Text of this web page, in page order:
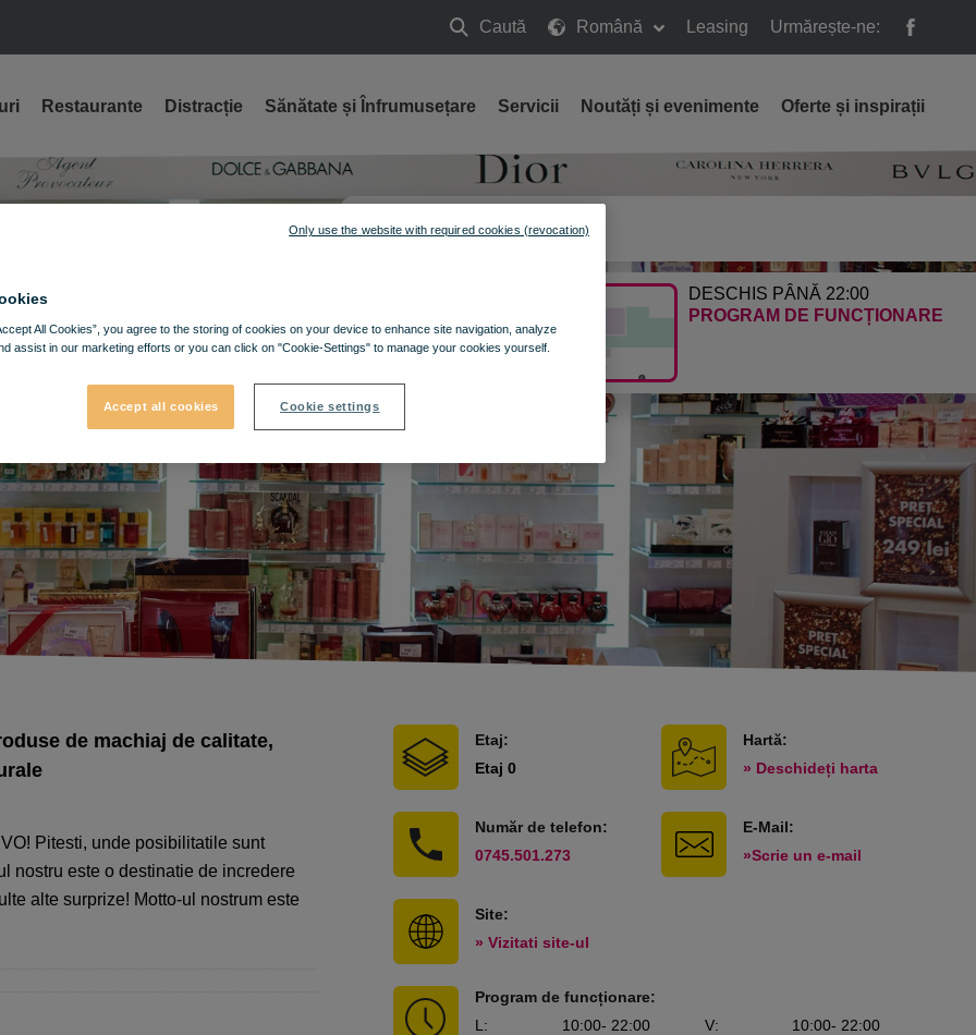
Caută
Caută
Română Leasing Urmărește-ne:
GĂSEȘTE CALEA
DESCHIS PÂNĂ 22:00
PROGRAM DE FUNCȚIONARE
Restaurante Distracție Sănătate și Înfrumusețare Servicii Noutăți și evenimente Oferte și inspirații
de machiaj de calitate,
Pitesti, unde posibilitatile sunt
nostru este o destinatie de incredere
alte surprize! Motto-ul nostrum este
Etaj:
Etaj 0
Hartă:
» Deschideți harta
Număr de telefon:
0745.501.273
E-Mail:
»Scrie un e-mail
Site:
» Vizitati site-ul
Program de funcționare:
L : 10:00- 22:00
V: 10:00- 22:00
All Cookies”, you agree to the storing of cookies on your device to enhance site navigation, analyze
assist in our marketing efforts or you can click on "Cookie-Settings" to manage your cookies yourself.
Accept all cookies Cookie settings
Only use the website with required cookies (revocation)